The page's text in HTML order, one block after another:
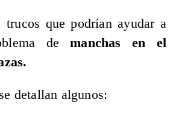
trucos que podrían ayudar a
demanchas en el
detallan algunos: